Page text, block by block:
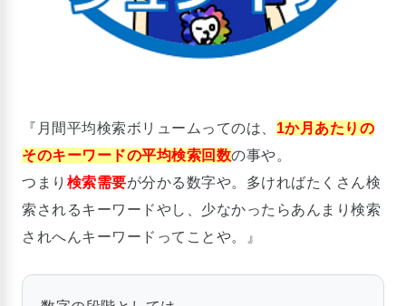
『月間平均検索ボリュームってのは、 1か月あたりの
そのキーワードの平均検索回数の事や。
つまり 検索需要が分かる数字や。多ければたくさん検
索されるキーワードやし、少なかったらあんまり検索
されへんキーワードってことや。』